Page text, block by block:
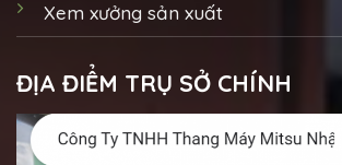
Xem xưởng sản xuất
ĐỊA ĐIỂM TRỤ SỞ CHÍNH